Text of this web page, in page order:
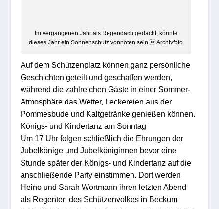
Im vergangenen Jahr als Regendach gedacht, könnte
dieses Jahr ein Sonnenschutz vonnöten sein. Archivfoto
Auf dem Schützenplatz können ganz persönliche
Geschichten geteilt und geschaffen werden,
während die zahlreichen Gäste in einer Sommer-
Atmosphäre das Wetter, Leckereien aus der
Pommesbude und Kaltgetränke genießen können.
Königs- und Kindertanz am Sonntag
Um 17 Uhr folgen schließlich die Ehrungen der
Jubelkönige und Jubelköniginnen bevor eine
Stunde später der Königs- und Kindertanz auf die
anschließende Party einstimmen. Dort werden
Heino und Sarah Wortmann ihren letzten Abend
als Regenten des Schützenvolkes in Beckum